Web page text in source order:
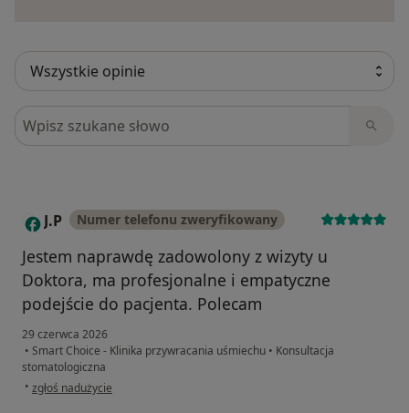
Szukaj w opiniach
J J.P Numer telefonu zweryfikowany
Jestem naprawdę zadowolony z wizyty u
Doktora, ma profesjonalne i empatyczne
podejście do pacjenta. Polecam
29 czerwca 2026
• Smart Choice - Klinika przywracania uśmiechu • Konsultacja
stomatologiczna
• w opinii użytkownika J.P
zgłoś nadużycie